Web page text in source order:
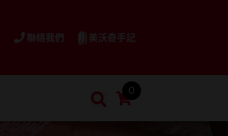
聯絡我們 美沃奇手記
搜索
搜索 購物車
0